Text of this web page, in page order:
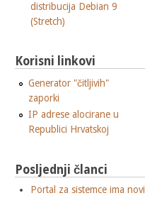
distribucija Debian 9
(Stretch)
Korisni linkovi
Generator "čitljivih"
zaporki
IP adrese alocirane u
Republici Hrvatskoj
Posljednji članci
Portal za sistemce ima novi